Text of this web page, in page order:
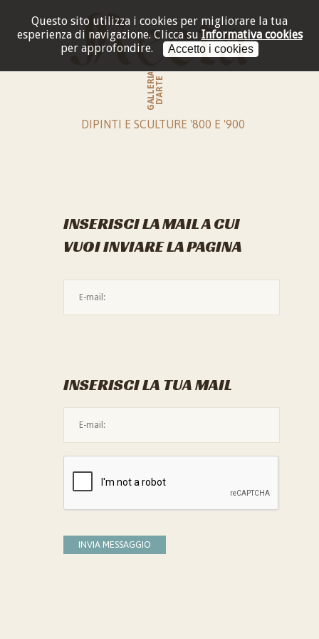
Questo sito utilizza i cookies per migliorare la tua
esperienza di navigazione. Clicca su Informativa cookies
per approfondire.
Accetto i cookies
GALLERIAD'ARTE
DIPINTI E SCULTURE '800 E '900
INSERISCI LA MAIL A CUI
VUOI INVIARE LA PAGINA
INSERISCI LA TUA MAIL
INVIA MESSAGGIO